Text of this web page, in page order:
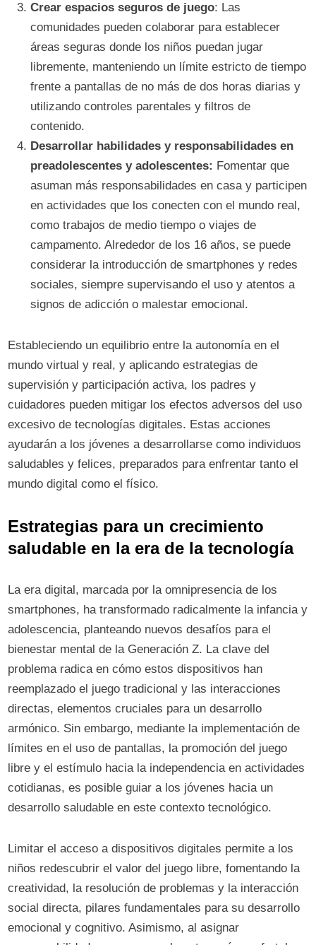
Crear espacios seguros de juego: Las
comunidades pueden colaborar para establecer
áreas seguras donde los niños puedan jugar
libremente, manteniendo un límite estricto de tiempo
frente a pantallas de no más de dos horas diarias y
utilizando controles parentales y filtros de
contenido.
Desarrollar habilidades y responsabilidades en
preadolescentes y adolescentes: Fomentar que
asuman más responsabilidades en casa y participen
en actividades que los conecten con el mundo real,
como trabajos de medio tiempo o viajes de
campamento. Alrededor de los 16 años, se puede
considerar la introducción de smartphones y redes
sociales, siempre supervisando el uso y atentos a
signos de adicción o malestar emocional.
Estableciendo un equilibrio entre la autonomía en el
mundo virtual y real, y aplicando estrategias de
supervisión y participación activa, los padres y
cuidadores pueden mitigar los efectos adversos del uso
excesivo de tecnologías digitales. Estas acciones
ayudarán a los jóvenes a desarrollarse como individuos
saludables y felices, preparados para enfrentar tanto el
mundo digital como el físico.
Estrategias para un crecimiento
saludable en la era de la tecnología
La era digital, marcada por la omnipresencia de los
smartphones, ha transformado radicalmente la infancia y
adolescencia, planteando nuevos desafíos para el
bienestar mental de la Generación Z. La clave del
problema radica en cómo estos dispositivos han
reemplazado el juego tradicional y las interacciones
directas, elementos cruciales para un desarrollo
armónico. Sin embargo, mediante la implementación de
límites en el uso de pantallas, la promoción del juego
libre y el estímulo hacia la independencia en actividades
cotidianas, es posible guiar a los jóvenes hacia un
desarrollo saludable en este contexto tecnológico.
Limitar el acceso a dispositivos digitales permite a los
niños redescubrir el valor del juego libre, fomentando la
creatividad, la resolución de problemas y la interacción
social directa, pilares fundamentales para su desarrollo
emocional y cognitivo. Asimismo, al asignar